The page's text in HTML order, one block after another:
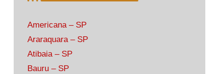
Americana – SP
Araraquara – SP
Atibaia – SP
Bauru – SP